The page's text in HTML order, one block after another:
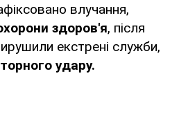
влучання,
здоров'я, після
екстрені служби,
удару.